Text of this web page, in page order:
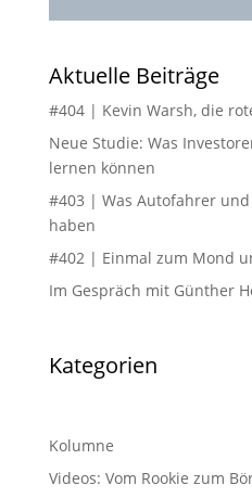
Aktuelle Beiträge
#404 | Kevin Warsh, die
Neue Studie: Was
lernen können
#403 | Was Autofahrer
haben
#402 | Einmal zum Mond
Im Gespräch mit Günther
Kategorien
Kolumne
Videos: Vom Rookie zum